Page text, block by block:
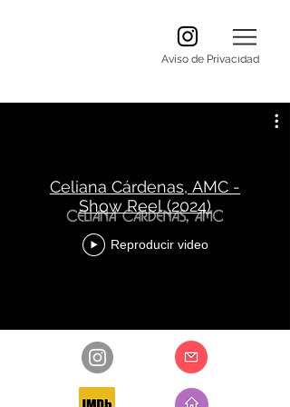
Aviso de Privacidad
Celiana Cárdenas, AMC -
Show Reel (2024)
Reproducir video